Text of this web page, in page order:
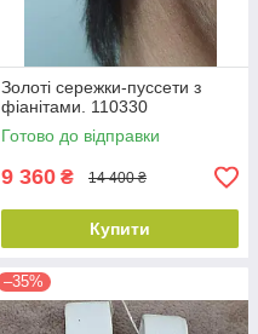
Золоті сережки-пуссети з
фіанітами. 110330
Готово до відправки
9 360 ₴ 14 400 ₴
Купити
–35%